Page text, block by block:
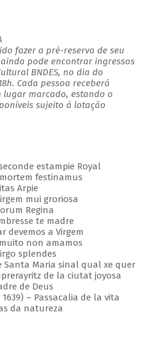
fazer a pré-reserva de seu
pode encontrar ingressos
BNDES, no dia do
Cada pessoa receberá
lugar marcado, estando o
sujeito à lotação
estampie Royal
mortem festinamus
Arpie
mui groriosa
Regina
te madre
devemos a Virgem
muito non amamos
splendes
Santa Maria sinal qual xe quer
de la ciutat joyosa
de Deus
– Passacalia de la vita
da natureza